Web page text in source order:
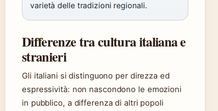
varietà delle tradizioni regionali.
Differenze tra cultura italiana e
stranieri
Gli italiani si distinguono per direzza ed
espressività: non nascondono le emozioni
in pubblico, a differenza di altri popoli